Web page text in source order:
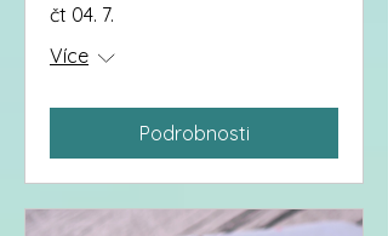
čt 04. 7.
Více
Podrobnosti